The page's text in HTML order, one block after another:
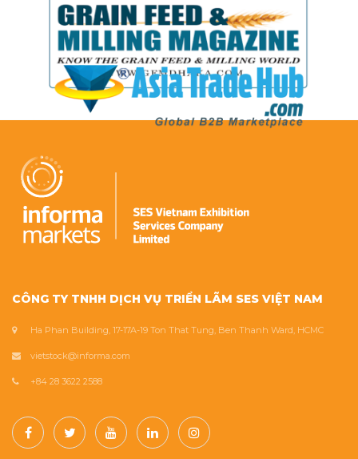
CÔNG TY TNHH DỊCH VỤ TRIỂN LÃM SES VIỆT NAM
Ha Phan Building, 17-17A-19 Ton That Tung, Ben Thanh Ward, HCMC
vietstock@informa.com
+84 28 3622 2588